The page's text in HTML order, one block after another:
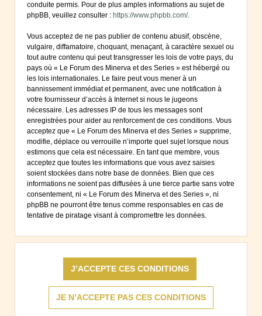
conduite permis. Pour de plus amples informations au sujet de
phpBB, veuillez consulter : https://www.phpbb.com/.
Vous acceptez de ne pas publier de contenu abusif, obscène,
vulgaire, diffamatoire, choquant, menaçant, à caractère sexuel ou
tout autre contenu qui peut transgresser les lois de votre pays, du
pays où « Le Forum des Minerva et des Series » est hébergé ou
les lois internationales. Le faire peut vous mener à un
bannissement immédiat et permanent, avec une notification à
votre fournisseur d’accès à Internet si nous le jugeons
nécessaire. Les adresses IP de tous les messages sont
enregistrées pour aider au renforcement de ces conditions. Vous
acceptez que « Le Forum des Minerva et des Series » supprime,
modifie, déplace ou verrouille n’importe quel sujet lorsque nous
estimons que cela est nécessaire. En tant que membre, vous
acceptez que toutes les informations que vous avez saisies
soient stockées dans notre base de données. Bien que ces
informations ne soient pas diffusées à une tierce partie sans votre
consentement, ni « Le Forum des Minerva et des Series », ni
phpBB ne pourront être tenus comme responsables en cas de
tentative de piratage visant à compromettre les données.